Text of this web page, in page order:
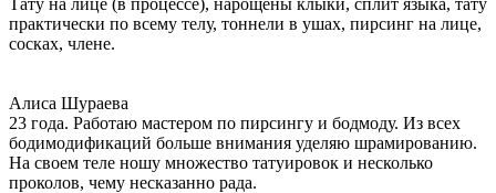
практически по всему телу, тоннели в ушах, пирсинг на лице,
сосках, члене.
Алиса Шураева
23 года. Работаю мастером по пирсингу и бодмоду. Из всех
бодимодификаций больше внимания уделяю шрамированию.
На своем теле ношу множество татуировок и несколько
проколов, чему несказанно рада.